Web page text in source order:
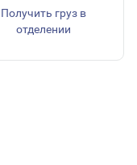
Получить груз в
отделении